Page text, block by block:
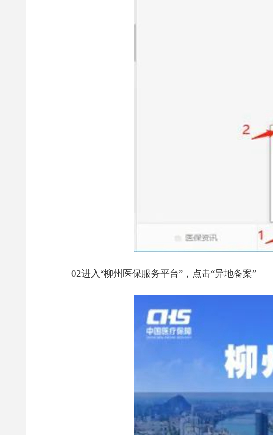
02进入“柳州医保服务平台”，点击“异地备案”